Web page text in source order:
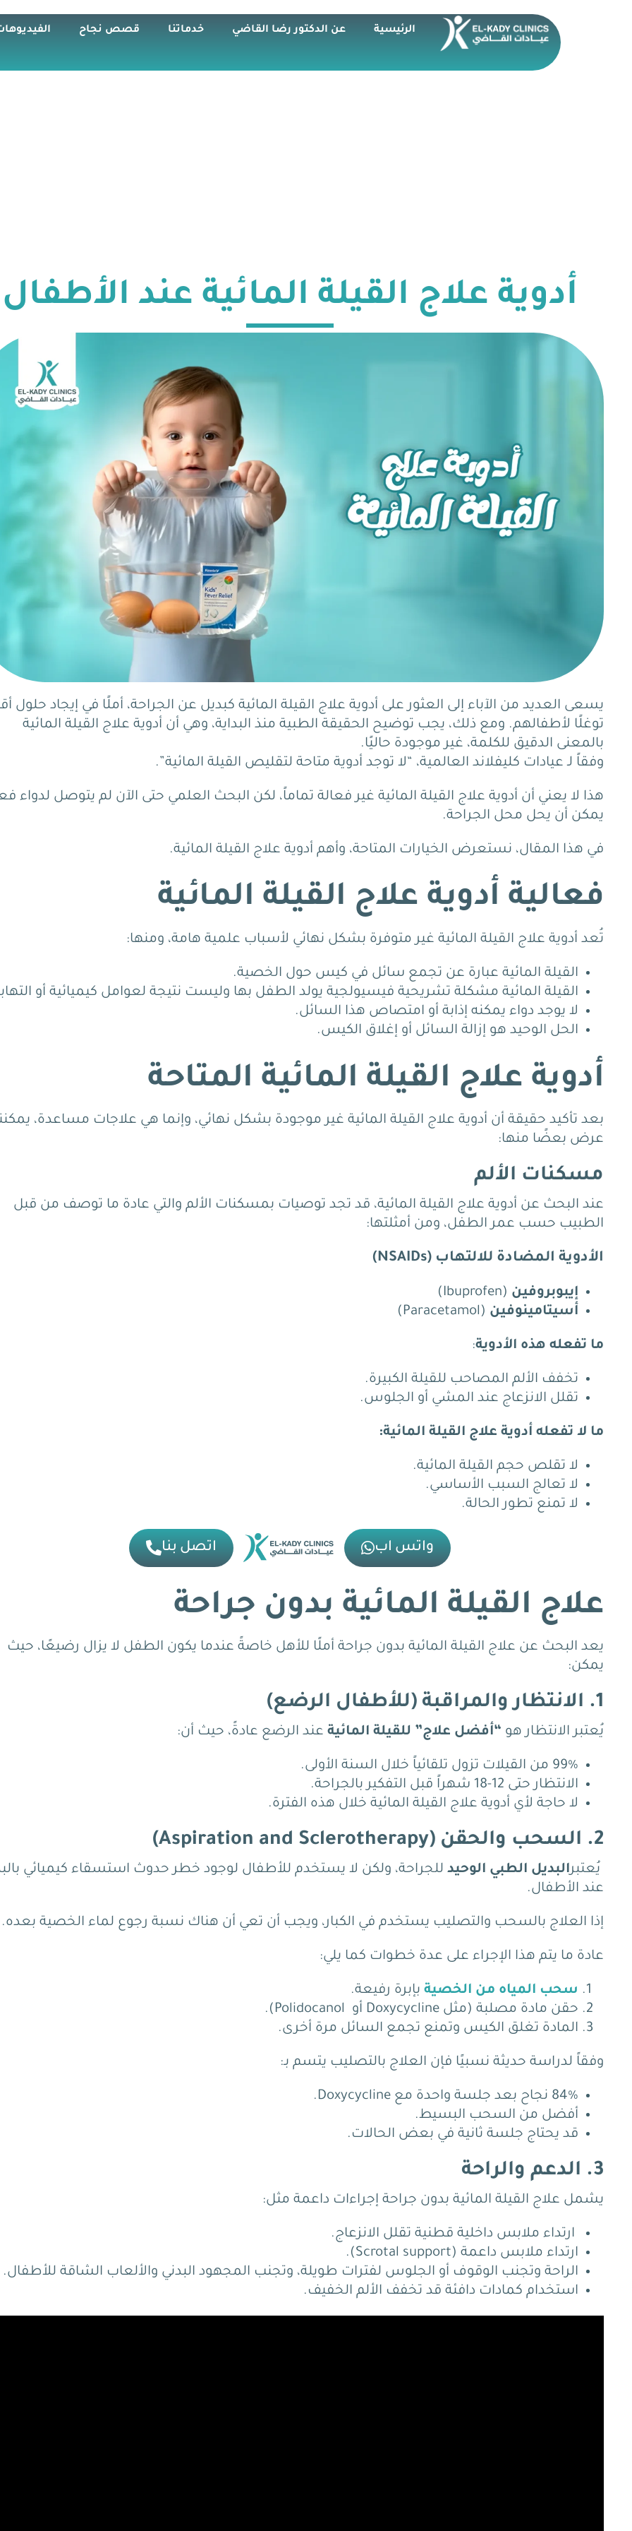
الرئيسية عن الدكتور رضا القاضي خدماتنا قصص نجاح
أدوية علاج القيلة المائية عند الأطفال
يسعى العديد من الآباء إلى العثور على أدوية علاج القيلة المائية كبديل عن الجراحة، أملًا في إيجاد حلول
توغلًا لأطفالهم. ومع ذلك، يجب توضيح الحقيقة الطبية منذ البداية، وهي أن أدوية علاج القيلة المائية
بالمعنى الدقيق للكلمة، غير موجودة حاليًا.
وفقاً لـ عيادات كليفلاند العالمية، “لا توجد أدوية متاحة لتقليص القيلة المائية”.
هذا لا يعني أن أدوية علاج القيلة المائية غير فعالة تماماً، لكن البحث العلمي حتى الآن لم يتوصل لدواء
يمكن أن يحل محل الجراحة.
في هذا المقال، نستعرض الخيارات المتاحة، وأهم أدوية علاج القيلة المائية.
فعالية أدوية علاج القيلة المائية
تُعد أدوية علاج القيلة المائية غير متوفرة بشكل نهائي لأسباب علمية هامة، ومنها:
القيلة المائية عبارة عن تجمع سائل في كيس حول الخصية.
القيلة المائية مشكلة تشريحية فيسيولجية يولد الطفل بها وليست نتيجة لعوامل كيميائية أو
لا يوجد دواء يمكنه إذابة أو امتصاص هذا السائل.
الحل الوحيد هو إزالة السائل أو إغلاق الكيس.
أدوية علاج القيلة المائية المتاحة
بعد تأكيد حقيقة أن أدوية علاج القيلة المائية غير موجودة بشكل نهائي، وإنما هي علاجات مساعدة،
عرض بعضًا منها:
مسكنات الألم
عند البحث عن أدوية علاج القيلة المائية، قد تجد توصيات بمسكنات الألم والتي عادة ما توصف من قبل
الطبيب حسب عمر الطفل، ومن أمثلتها:
الأدوية المضادة للالتهاب (NSAIDs)
إيبوبروفين (Ibuprofen)
أسيتامينوفين (Paracetamol)
ما تفعله هذه الأدوية:
تخفف الألم المصاحب للقيلة الكبيرة.
تقلل الانزعاج عند المشي أو الجلوس.
ما لا تفعله أدوية علاج القيلة المائية:
لا تقلص حجم القيلة المائية.
لا تعالج السبب الأساسي.
لا تمنع تطور الحالة.
واتس اب اتصل بنا
علاج القيلة المائية بدون جراحة
يعد البحث عن علاج القيلة المائية بدون جراحة أملًا للأهل خاصةً عندما يكون الطفل لا يزال رضيعًا، حيث
يمكن:
1. الانتظار والمراقبة (للأطفال الرضع)
يُعتبر الانتظار هو “أفضل علاج” للقيلة المائية عند الرضع عادةً، حيث أن:
99% من القيلات تزول تلقائياً خلال السنة الأولى.
الانتظار حتى 12-18 شهراً قبل التفكير بالجراحة.
لا حاجة لأي أدوية علاج القيلة المائية خلال هذه الفترة.
2. السحب والحقن (Aspiration and Sclerotherapy)
يُعتبرالبديل الطبي الوحيد للجراحة، ولكن لا يستخدم للأطفال لوجود خطر حدوث استسقاء كيميائي
عند الأطفال.
إذا العلاج بالسحب والتصليب يستخدم في الكبار، ويجب أن تعي أن هناك نسبة رجوع لماء الخصية بعده.
عادة ما يتم هذا الإجراء على عدة خطوات كما يلي:
سحب المياه من الخصيةبإبرة رفيعة.
حقن مادة مصلبة (مثل Doxycycline أو Polidocanol).
المادة تغلق الكيس وتمنع تجمع السائل مرة أخرى.
وفقاً لدراسة حديثة نسبيًا فإن العلاج بالتصليب يتسم بـ:
84% نجاح بعد جلسة واحدة مع Doxycycline.
أفضل من السحب البسيط.
قد يحتاج جلسة ثانية في بعض الحالات.
3. الدعم والراحة
يشمل علاج القيلة المائية بدون جراحة إجراءات داعمة مثل:
ارتداء ملابس داخلية قطنية تقلل الانزعاج.
ارتداء ملابس داعمة (Scrotal support).
الراحة وتجنب الوقوف أو الجلوس لفترات طويلة، وتجنب المجهود البدني والألعاب الشاقة للأطفال.
استخدام كمادات دافئة قد تخفف الألم الخفيف.